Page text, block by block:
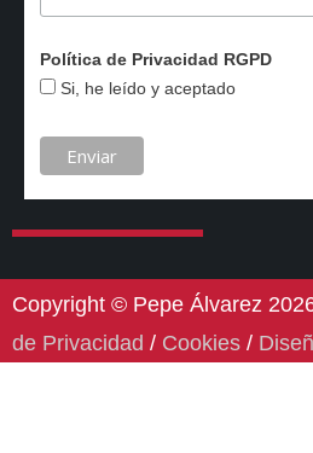
Política de Privacidad RGPD
Si, he leído y aceptado
Copyright © Pepe Álvarez
de Privacidad / Cookies /